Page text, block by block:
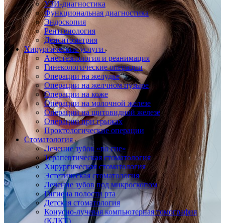
УЗИ-диагностика
Функциональная диагностика
Эндоскопия
Рентгенология
Денситометрия
Хирургические услуги
Анестезиология и реанимация
Гинекологические операции
Операции на желудке
Операции на желчном пузыре
Операции на коже
Операции на молочной железе
Операции на щитовидной железе
Операции при грыжах
Проктологические операции
Стоматология
Лечение зубов «во сне»
Терапевтическая стоматология
Хирургическая стоматология
Эстетическая стоматология
Лечение зубов под микроскопом
Гигиена полости рта
Детская стоматология
Конусно-лучевая компьютерная томография
(КЛКТ)